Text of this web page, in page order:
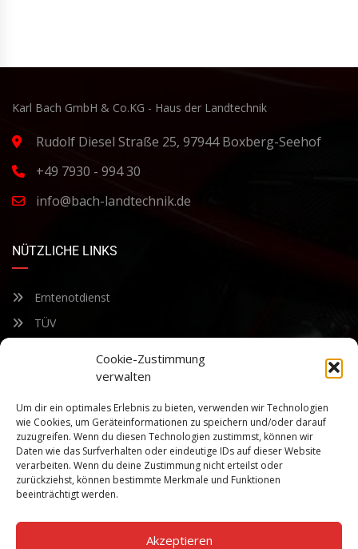
Cookie-Zustimmung
verwalten
Um dir ein optimales Erlebnis zu bieten, verwenden wir Technologien
wie Cookies, um Geräteinformationen zu speichern und/oder darauf
zuzugreifen. Wenn du diesen Technologien zustimmst, können wir
Daten wie das Surfverhalten oder eindeutige IDs auf dieser Website
verarbeiten. Wenn du deine Zustimmung nicht erteilst oder
zurückziehst, können bestimmte Merkmale und Funktionen
beeinträchtigt werden.
Akzeptieren
Karl Bach GmbH & Co.KG - Haus der Landtechnik
Rudolf Diesel Straße 25, 97944 Boxberg-Seehof
+49 7930 - 994 30
info@bach-landtechnik.de
NÜTZLICHE LINKS
Erntenotdienst
TÜV
Bleiben Sie auf dem Laufenden über unsere sich ständig
weiterentwickelnden Produkteigenschaften und Technologien.
Geben Sie Ihre E-Mail-Adresse ein und abonnieren Sie unseren
Newsletter.